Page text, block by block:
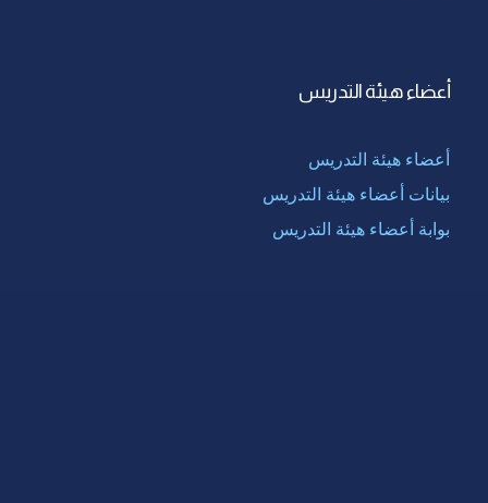
أعضاء هيئة التدريس
أعضاء هيئة التدريس
بيانات أعضاء هيئة التدريس
بوابة أعضاء هيئة التدريس